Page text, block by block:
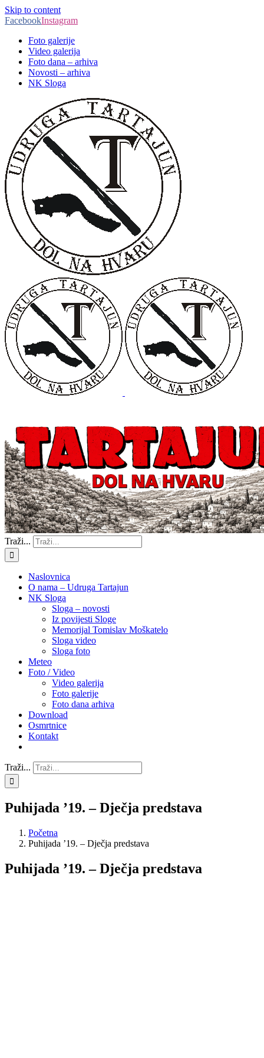
Skip to content
FacebookInstagram
Foto galerije
Video galerija
Foto dana – arhiva
Novosti – arhiva
NK Sloga
Traži...
Naslovnica
O nama – Udruga Tartajun
NK Sloga
Sloga – novosti
Iz povijesti Sloge
Memorijal Tomislav Moškatelo
Sloga video
Sloga foto
Meteo
Foto / Video
Video galerija
Foto galerije
Foto dana arhiva
Download
Osmrtnice
Kontakt
Traži...
Puhijada ’19. – Dječja predstava
Početna
Puhijada ’19. – Dječja predstava
Puhijada ’19. – Dječja predstava